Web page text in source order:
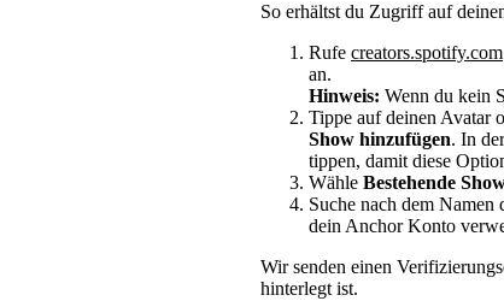
So erhältst du Zugriff auf
Rufe creators.spotify.com
an.
Hinweis: Wenn du kein
Tippe auf deinen Avatar
Show hinzufügen. In
tippen, damit diese
Wähle Bestehende
Suche nach dem
dein Anchor Konto
Wir senden einen
hinterlegt ist.